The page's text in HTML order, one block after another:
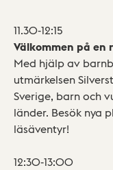
11.30-12:15
Välkommen på en
Med hjälp av
utmärkelsen
Sverige, barn och
länder. Besök nya
läsäventyr!
12:30-13:00